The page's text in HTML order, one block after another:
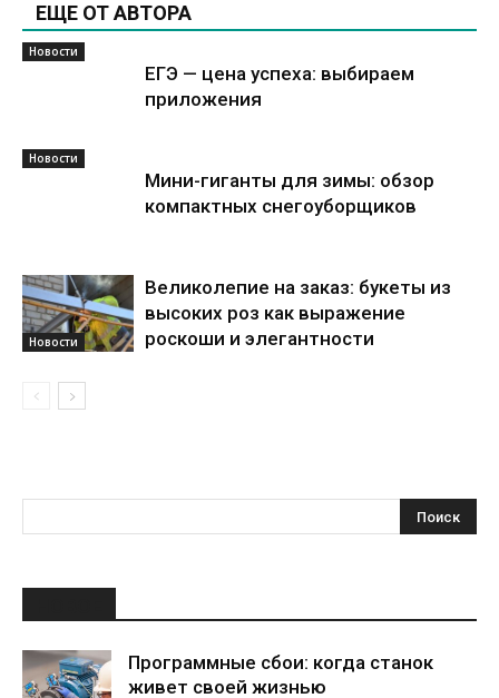
ЕЩЕ ОТ АВТОРА
Новости
ЕГЭ — цена успеха: выбираем
приложения
Новости
Мини-гиганты для зимы: обзор
компактных снегоуборщиков
Новости
Великолепие на заказ: букеты из
высоких роз как выражение
роскоши и элегантности
Программные сбои: когда станок
живет своей жизнью